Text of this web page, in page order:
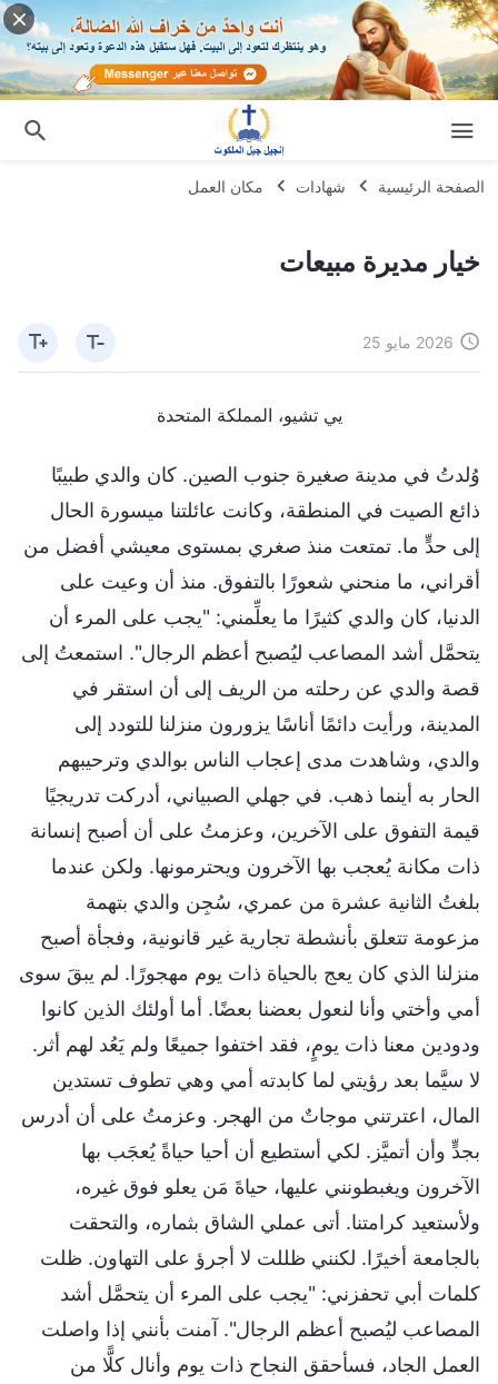
الصفحة الرئيسية شهادات مكان العمل
خيار مديرة مبيعات
2026 مايو 25
يي تشيو، المملكة المتحدة
وُلدتُ في مدينة صغيرة جنوب الصين. كان والدي طبيبًا
ذائع الصيت في المنطقة، وكانت عائلتنا ميسورة الحال
إلى حدٍّ ما. تمتعت منذ صغري بمستوى معيشي أفضل من
أقراني، ما منحني شعورًا بالتفوق. منذ أن وعيت على
الدنيا، كان والدي كثيرًا ما يعلِّمني: "يجب على المرء أن
يتحمَّل أشد المصاعب ليُصبح أعظم الرجال". استمعتُ إلى
قصة والدي عن رحلته من الريف إلى أن استقر في
المدينة، ورأيت دائمًا أناسًا يزورون منزلنا للتودد إلى
والدي، وشاهدت مدى إعجاب الناس بوالدي وترحيبهم
الحار به أينما ذهب. في جهلي الصبياني، أدركت تدريجيًا
قيمة التفوق على الآخرين، وعزمتُ على أن أصبح إنسانة
ذات مكانة يُعجب بها الآخرون ويحترمونها. ولكن عندما
بلغتُ الثانية عشرة من عمري، سُجِن والدي بتهمة
مزعومة تتعلق بأنشطة تجارية غير قانونية، وفجأة أصبح
منزلنا الذي كان يعج بالحياة ذات يوم مهجورًا. لم يبقَ سوى
أمي وأختي وأنا لنعول بعضنا بعضًا. أما أولئك الذين كانوا
ودودين معنا ذات يومٍ، فقد اختفوا جميعًا ولم يَعُد لهم أثر.
لا سيَّما بعد رؤيتي لما كابدته أمي وهي تطوف تستدين
المال، اعترتني موجاتٌ من الهجر. وعزمتُ على أن أدرس
بجدٍّ وأن أتميَّز. لكي أستطيع أن أحيا حياةً يُعجَب بها
الآخرون ويغبطونني عليها، حياةَ مَن يعلو فوق غيره،
ولأستعيد كرامتنا. أتى عملي الشاق بثماره، والتحقت
بالجامعة أخيرًا. لكنني ظللت لا أجرؤ على التهاون. ظلت
كلمات أبي تحفزني: "يجب على المرء أن يتحمَّل أشد
المصاعب ليُصبح أعظم الرجال". آمنت بأنني إذا واصلت
العمل الجاد، فسأحقق النجاح ذات يوم وأنال كلًّا من